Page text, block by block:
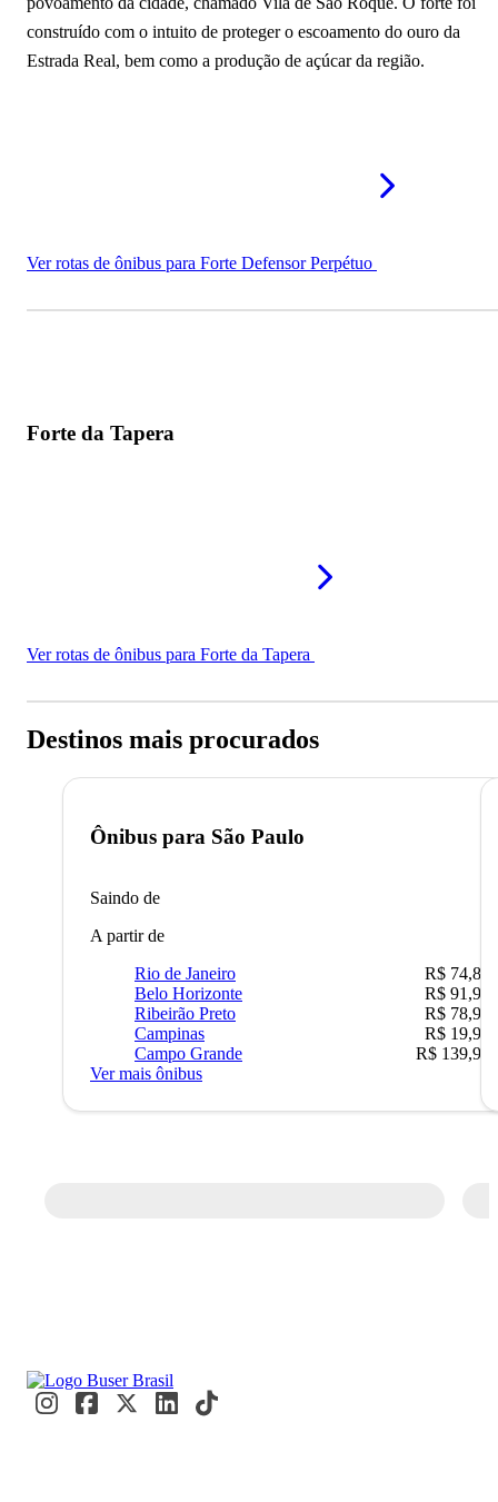
construído com o intuito de proteger o escoamento do ouro da
Estrada Real, bem como a produção de açúcar da região.
Ver rotas de ônibus para Forte Defensor Perpétuo
Forte da Tapera
Ver rotas de ônibus para Forte da Tapera
Destinos mais procurados
Ônibus para São Paulo
Saindo de
A partir de
Rio de Janeiro
R$ 74,80
Belo Horizonte
R$ 91,90
Ribeirão Preto
R$ 78,90
Campinas
R$ 19,90
Campo Grande
R$ 139,90
Ver mais ônibus